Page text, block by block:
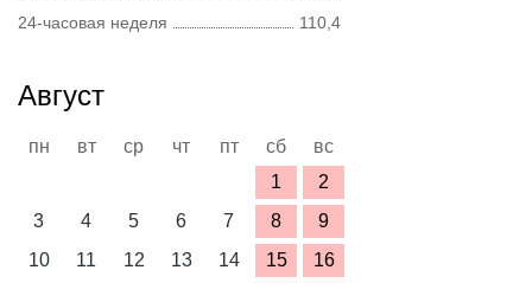
24-часовая неделя
110,4
Август
пн вт ср чт пт сб
вс
1
2
3
4 5 6 7 8
9
10
11 12 13 14 15
16